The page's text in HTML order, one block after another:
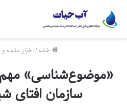
خانه/اخبار علماء
«موضوع‌شناسی»
سازمان افتای